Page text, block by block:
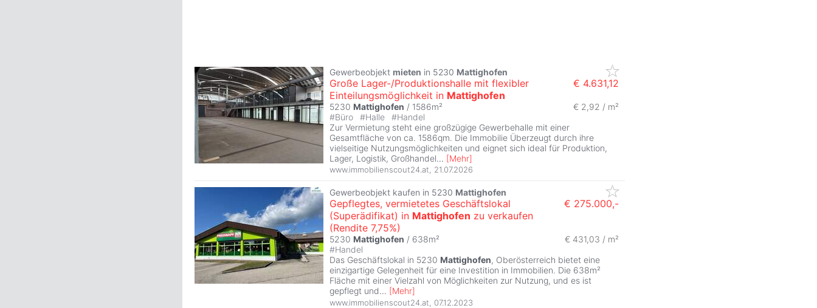
Gewerbeobjekt mieten in 5230 Mattighofen
Große Lager-/Produktionshalle mit flexibler
Einteilungsmöglichkeit in Mattighofen
€ 4.631,12
5230 Mattighofen / 1586m²
€ 2,92 / m²
#Büro #Halle #Handel
Zur Vermietung steht eine großzügige Gewerbehalle mit einer
Gesamtfläche von ca. 1586qm. Die Immobilie Überzeugt durch ihre
vielseitige Nutzungsmöglichkeiten und eignet sich ideal für Produktion,
Lager, Logistik, Großhandel... [Mehr]
www.immobilienscout24.at, 21.07.2026
Gewerbeobjekt kaufen in 5230 Mattighofen
Gepflegtes, vermietetes Geschäftslokal
(Superädifikat) in Mattighofen zu verkaufen
(Rendite 7,75%)
€ 275.000,-
5230 Mattighofen / 638m²
€ 431,03 / m²
#Handel
Das Geschäftslokal in 5230 Mattighofen, Oberösterreich bietet eine
einzigartige Gelegenheit für eine Investition in Immobilien. Die 638m²
Fläche mit einer Vielzahl von Möglichkeiten zur Nutzung, und es ist
gepflegt und... [Mehr]
www.immobilienscout24.at 07.12.2023